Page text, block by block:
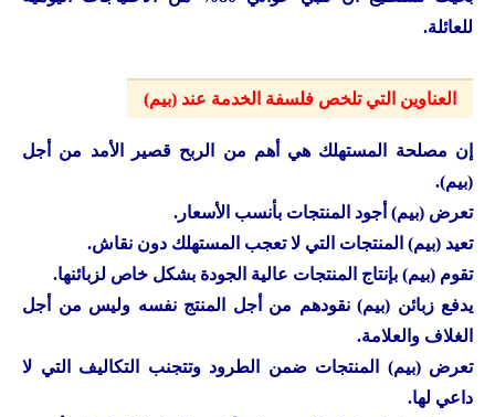
للعائلة.
العناوين التي تلخص فلسفة الخدمة عند (بيم)
إن مصلحة المستهلك هي أهم من الربح قصير الأمد من أجل
(بيم).
تعرض (بيم) أجود المنتجات بأنسب الأسعار.
تعيد (بيم) المنتجات التي لا تعجب المستهلك دون نقاش.
تقوم (بيم) بإنتاج المنتجات عالية الجودة بشكل خاص لزبائنها.
يدفع زبائن (بيم) نقودهم من أجل المنتج نفسه وليس من أجل
الغلاف والعلامة.
تعرض (بيم) المنتجات ضمن الطرود وتتجنب التكاليف التي لا
داعي لها.